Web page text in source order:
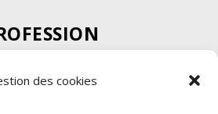
des cookies